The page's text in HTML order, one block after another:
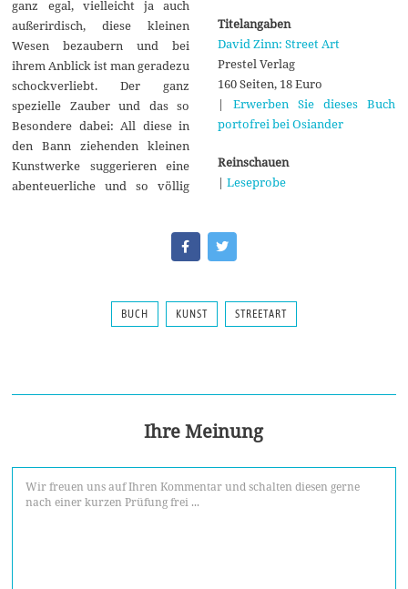
ganz egal, vielleicht ja auch
außerirdisch, diese kleinen
Wesen bezaubern und bei
ihrem Anblick ist man geradezu
schockverliebt. Der ganz
spezielle Zauber und das so
Besondere dabei: All diese in
den Bann ziehenden kleinen
Kunstwerke suggerieren eine
abenteuerliche und so völlig
Titelangaben
David Zinn: Street Art
Prestel Verlag
160 Seiten, 18 Euro
| Erwerben Sie dieses Buch
portofrei bei Osiander
Reinschauen
| Leseprobe
BUCH KUNST STREETART
Ihre Meinung